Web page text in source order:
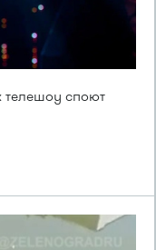
телешоу споют